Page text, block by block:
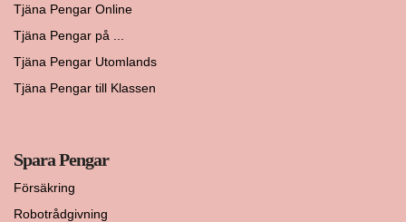
Tjäna Pengar Online
Tjäna Pengar på ...
Tjäna Pengar Utomlands
Tjäna Pengar till Klassen
Spara Pengar
Försäkring
Robotrådgivning